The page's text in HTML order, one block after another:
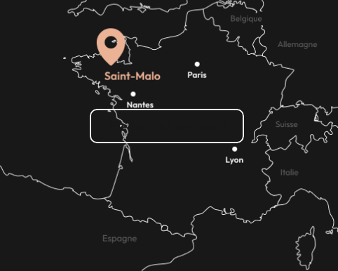
Wie kann ich kommen?